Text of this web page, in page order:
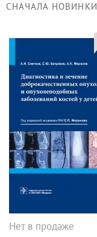
СНАЧАЛА НОВИНКИ
Нет в продаже